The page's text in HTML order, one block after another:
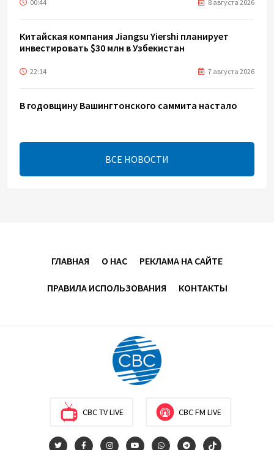
00:44 8 августа 2026
Китайская компания Jiangsu Yiershi планирует
инвестировать $30 млн в Узбекистан
22:14 7 августа 2026
В годовщину Вашингтонского саммита настало
Минфин Азербайджана отчитался о работе,
проделанной в I полугодии
7 августа 2026
PASHA Holding продолжает успешную реализацию
проекта «Fərqindəlik», который был запущен в 2025
Azercell представляет годовую подписку на сервис
«ZengimCELL»
7 августа 2026
ВСЕ НОВОСТИ
ГЛАВНАЯ О НАС РЕКЛАМА НА САЙТЕ
ПРАВИЛА ИСПОЛЬЗОВАНИЯ КОНТАКТЫ
CBC TV LIVE CBC FM LIVE